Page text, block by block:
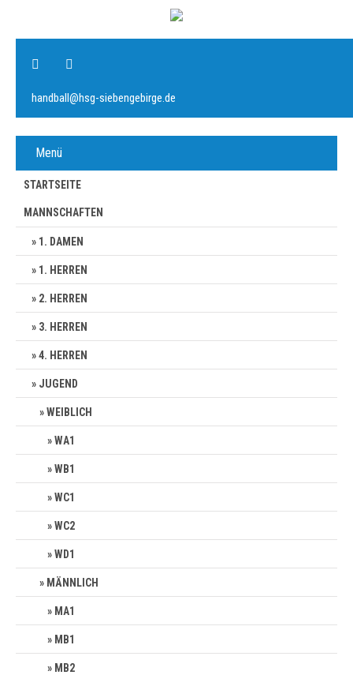
handball@hsg-siebengebirge.de
Menü
STARTSEITE
MANNSCHAFTEN
1. DAMEN
1. HERREN
2. HERREN
3. HERREN
4. HERREN
JUGEND
WEIBLICH
WA1
WB1
WC1
WC2
WD1
MÄNNLICH
MA1
MB1
MB2